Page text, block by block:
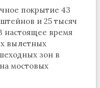
покрытие 43
и 25 тысяч
настоящее время
вылетных
зон в
мостовых